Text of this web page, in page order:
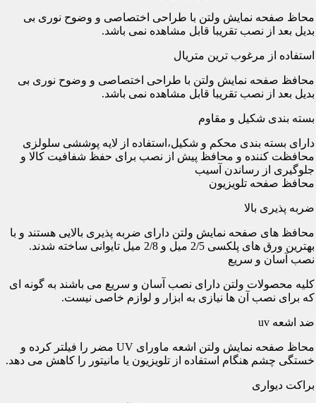
محاظ صفحه نمایش ولتن با طراحی اختصاصی و وضوح نوری بی
بدیل بعد از نصب تقریبا قابل مشاهده نمی باشد.
استفاده از مرغوب ترین متریال
محافظ صفحه نمایش ولتن با طراحی اختصاصی و وضوح نوری بی
بدیل بعد از نصب تقریبا قابل مشاهده نمی باشد.
بسته بندی شکیل و مقاوم
دارای بسته بندی محکم و شکیل،استفاده از لایه پوششی سلولزی
محافظت کننده و محافظ پیش از نصب برای حفظ شفافیت کالا و
جلوگیری از رساندن آسیب
محافظ صفحه تلویزیون
ضربه پذیری بالا
محافظ های صفحه نمایش ولتن دارای ضربه پذیری بالایی هستند و با
بهترین ورق های پلکسی 2/5 میل و 2/8 میل تایوانی ساخته شدند.
نصب آسان و سریع
کلیه محصولات ولتن دارای نصب آسان و سریع می باشند به گونه ای
که برای نصب آن ها نیازی به ابزار و لوازم خاصی نیست.
ضد اشعه uv
محاظ صفحه نمایش ولتن اشعه ماورای UV مضر را فیلتر کرده و
خستگی چشم هنگام استفاده از تلویزیون یا مانیتور را کاهش می دهد.
براکت دیواری